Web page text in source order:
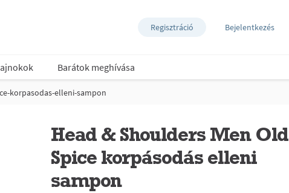
Regisztráció Bejelentkezés
Barátok meghívása
korpasodas-elleni-sampon
Head & Shoulders Men Old
Spice korpásodás elleni
sampon